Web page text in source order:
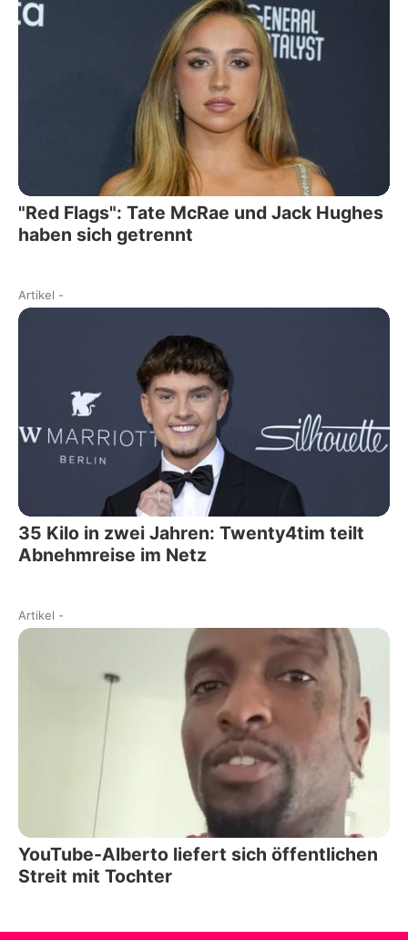
"Red Flags": Tate McRae und Jack Hughes
haben sich getrennt
Artikel -
35 Kilo in zwei Jahren: Twenty4tim teilt
Abnehmreise im Netz
Artikel -
YouTube-Alberto liefert sich öffentlichen
Streit mit Tochter